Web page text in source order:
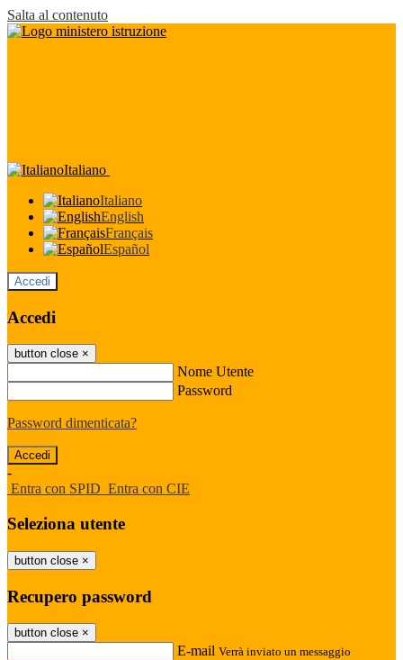
Salta al contenuto
Italiano
Italiano
English
Français
Español
Accedi
Accedi
button close ×
Nome Utente
Password
Password dimenticata?
-
Entra con SPID Entra con CIE
Seleziona utente
button close ×
Recupero password
button close ×
E-mail Verrà inviato un messaggio